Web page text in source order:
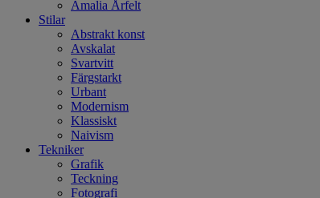
Amalia Årfelt
Stilar
Abstrakt konst
Avskalat
Svartvitt
Färgstarkt
Urbant
Modernism
Klassiskt
Naivism
Tekniker
Grafik
Teckning
Fotografi